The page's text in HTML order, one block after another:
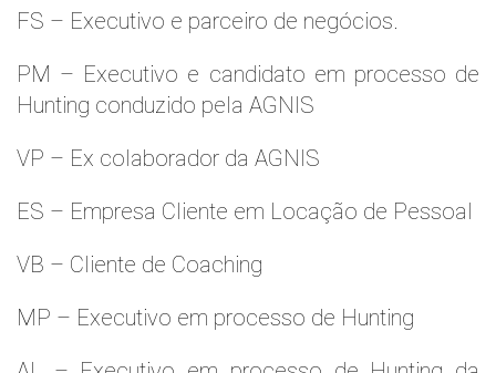
FS – Executivo e parceiro de negócios.
PM – Executivo e candidato em processo de
Hunting conduzido pela AGNIS
VP – Ex colaborador da AGNIS
ES – Empresa Cliente em Locação de Pessoal
VB – Cliente de Coaching
MP – Executivo em processo de Hunting